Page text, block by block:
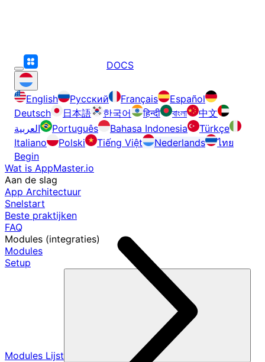
DOCS
English Русский Français
Español
Deutsch
日本語 한국어 हिन्दी বাংলা
中文
العربية
Português Bahasa Indonesia
Türkçe
Italiano
Polski Tiếng Việt Nederlands
ไทย
Begin
Wat is AppMaster.io
Aan de slag
App Architectuur
Snelstart
Beste praktijken
FAQ
Modules (integraties)
Modules
Setup
Modules Lijst